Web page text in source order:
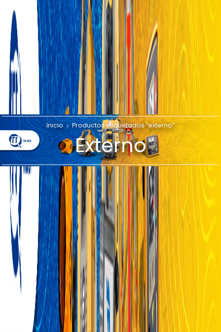
Inicio Productos etiquetados “externo”
Externo